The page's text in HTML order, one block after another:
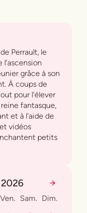
Perrault, le
grâce à son
À coups de
pour l'élever
fantasque,
et à l'aide de
vidéos
petits
Ven. Sam. Dim.